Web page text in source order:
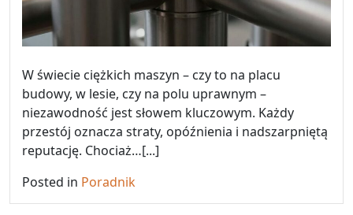
W świecie ciężkich maszyn – czy to na placu
budowy, w lesie, czy na polu uprawnym –
niezawodność jest słowem kluczowym. Każdy
przestój oznacza straty, opóźnienia i nadszarpniętą
reputację. Chociaż…[...]
Posted in Poradnik